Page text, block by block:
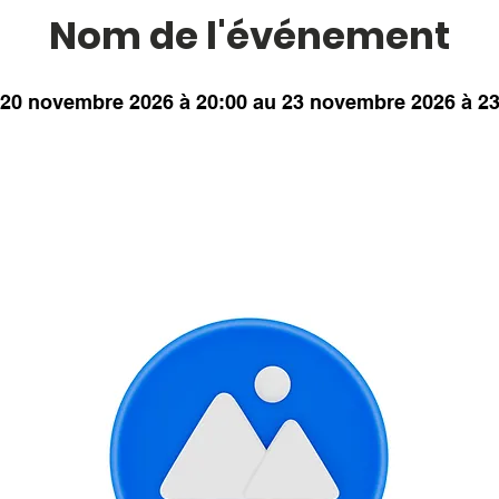
Nom de l'événement
novembre 2026 à 20:00 au 23 novembre 2026 à